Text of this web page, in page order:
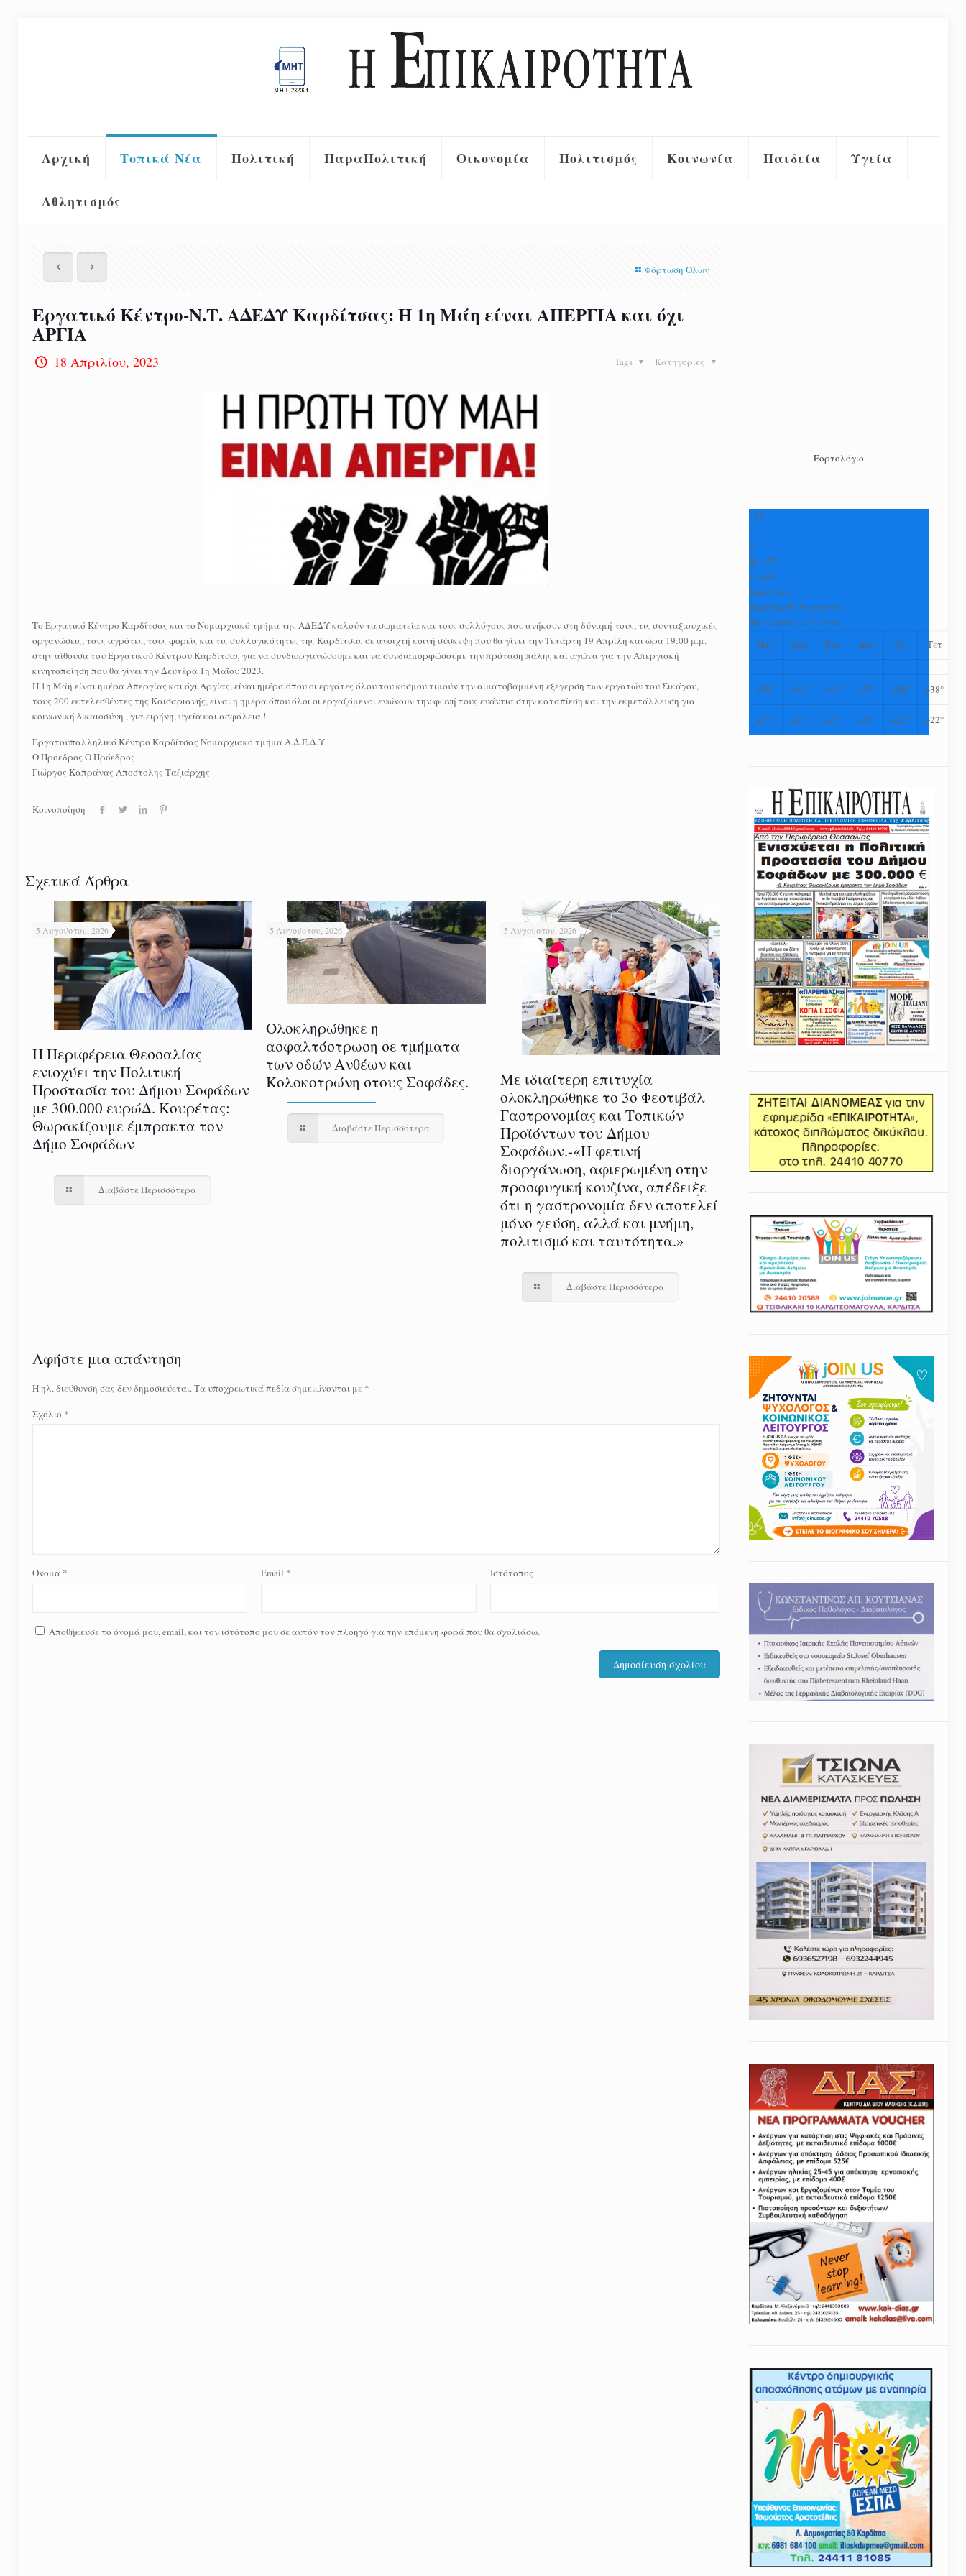
Αρχική Τοπικά Νέα Πολιτική ΠαραΠολιτική Οικονομία Πολιτισμός Κοινωνία Παιδεία Υγεία
Αθλητισμός
Φόρτωση Όλων
Εργατικό Κέντρο-Ν.Τ. ΑΔΕΔΥ Καρδίτσας: Η 1η Μάη είναι ΑΠΕΡΓΙΑ και όχι
ΑΡΓΙΑ
18 Απριλίου, 2023 Κατηγορίες
Tags
Το Εργατικό Κέντρο Καρδίτσας και το Νομαρχιακό τμήμα της ΑΔΕΔΥ καλούν τα σωματεία και τους συλλόγους που ανήκουν στη δύναμή τους, τις συνταξιουχικές
οργανώσεις, τους αγρότες, τους φορείς και τις συλλογικότητες της Καρδίτσας σε ανοιχτή κοινή σύσκεψη που θα γίνει την Τετάρτη 19 Απρίλη και ώρα 19:00 μ.μ.
στην αίθουσα του Εργατικού Κέντρου Καρδίτσας για να συνδιοργανώσουμε και να συνδιαμορφώσουμε την πρόταση πάλης και αγώνα για την Απεργιακή
κινητοποίηση που θα γίνει την Δευτέρα 1η Μαΐου 2023.
Η 1η Μάη είναι ημέρα Απεργίας και όχι Αργίας, είναι ημέρα όπου οι εργάτες όλου του κόσμου τιμούν την αιματοβαμμένη εξέγερση των εργατών του Σικάγου,
τους 200 εκτελεσθέντες της Καισαριανής, είναι η ημέρα όπου όλοι οι εργαζόμενοι ενώνουν την φωνή τους ενάντια στην καταπίεση και την εκμετάλλευση για
κοινωνική δικαιοσύνη , για ειρήνη, υγεία και ασφάλεια.!
Εργατοϋπαλληλικό Κέντρο Καρδίτσας Νομαρχιακό τμήμα Α.Δ.Ε.Δ.Υ
Ο Πρόεδρος Ο Πρόεδρος
Γιώργος Καπράνας Αποστόλης Ταξιάρχης
Κοινοποίηση
Σχετικά Άρθρα
5 Αυγούστου, 2026
Η Περιφέρεια Θεσσαλίας
ενισχύει την Πολιτική
Προστασία του Δήμου Σοφάδων
με 300.000 ευρώΔ. Κουρέτας:
Θωρακίζουμε έμπρακτα τον
Δήμο Σοφάδων
Διαβάστε Περισσότερα
5 Αυγούστου, 2026
Ολοκληρώθηκε η
ασφαλτόστρωση σε τμήματα
των οδών Ανθέων και
Κολοκοτρώνη στους Σοφάδες.
Διαβάστε Περισσότερα
5 Αυγούστου, 2026
Με ιδιαίτερη επιτυχία
ολοκληρώθηκε το 3ο Φεστιβάλ
Γαστρονομίας και Τοπικών
Προϊόντων του Δήμου
Σοφάδων.-«Η φετινή
διοργάνωση, αφιερωμένη στην
προσφυγική κουζίνα, απέδειξε
ότι η γαστρονομία δεν αποτελεί
μόνο γεύση, αλλά και μνήμη,
πολιτισμό και ταυτότητα.»
Διαβάστε Περισσότερα
Αφήστε μια απάντηση
Η ηλ. διεύθυνση σας δεν δημοσιεύεται.Τα υποχρεωτικά πεδία σημειώνονται με *
Σχόλιο *
Όνομα * Email * Ιστότοπος
Αποθήκευσε το όνομά μου, email, και τον ιστότοπο μου σε αυτόν τον πλοηγό για την επόμενη φορά που θα σχολιάσω.
Εορτολόγιο
+35
°
C
H:+37°
L:+26°
Καρδίτσα
Πέμπτη, 06 Αύγουστος
Πρόγνωση για 7 μέρες
Παρ
Σαβ Κυρ Δευ Τρι Τετ
+38° +40° +40° +37° +38° +38°
+25° +25° +25° +25° +22° +22°